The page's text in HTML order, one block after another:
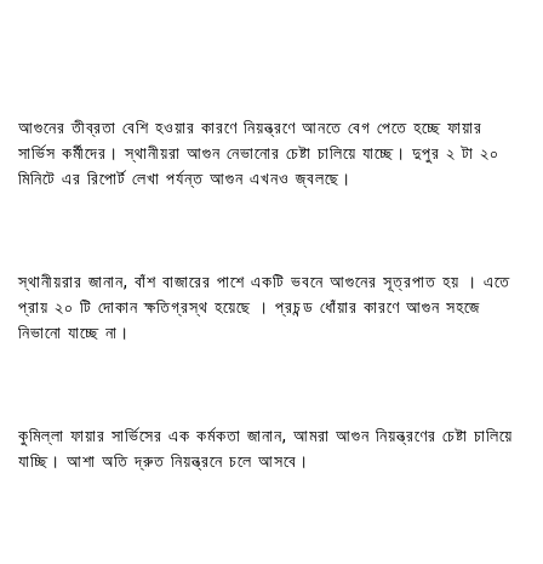
আগুনের তীব্রতা বেশি হওয়ার কারণে নিয়ন্ত্রণে আনতে বেগ পেতে হচ্ছে ফায়ার
সার্ভিস কর্মীদের। স্থানীয়রা আগুন নেভানোর চেষ্টা চালিয়ে যাচ্ছে। দুপুর ২ টা ২০
মিনিটে এর রিপোর্ট লেখা পর্যন্ত আগুন এখনও জ্বলছে।
স্থানীয়রার জানান, বাঁশ বাজারের পাশে একটি ভবনে আগুনের সূত্রপাত হয় । এতে
প্রায় ২০ টি দোকান ক্ষতিগ্রস্থ হয়েছে । প্রচন্ড ধোঁয়ার কারণে আগুন সহজে
নিভানো যাচ্ছে না।
কুমিল্লা ফায়ার সার্ভিসের এক কর্মকতা জানান, আমরা আগুন নিয়ন্ত্রণের চেষ্টা চালিয়ে
যাচ্ছি। আশা অতি দ্রুত নিয়ন্ত্রনে চলে আসবে।